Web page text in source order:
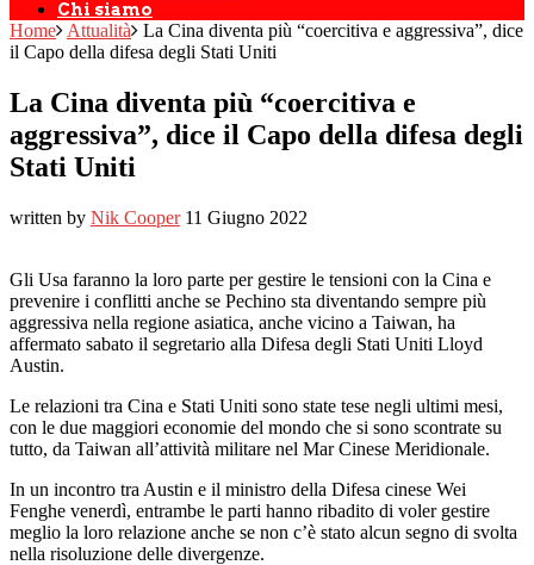
Chi siamo
Home Attualità
La Cina diventa più “coercitiva e aggressiva”, dice
il Capo della difesa degli Stati Uniti
La Cina diventa più “coercitiva e
aggressiva”, dice il Capo della difesa degli
Stati Uniti
written by Nik Cooper 11 Giugno 2022
Gli Usa faranno la loro parte per gestire le tensioni con la Cina e
prevenire i conflitti anche se Pechino sta diventando sempre più
aggressiva nella regione asiatica, anche vicino a Taiwan, ha
affermato sabato il segretario alla Difesa degli Stati Uniti Lloyd
Austin.
Le relazioni tra Cina e Stati Uniti sono state tese negli ultimi mesi,
con le due maggiori economie del mondo che si sono scontrate su
tutto, da Taiwan all’attività militare nel Mar Cinese Meridionale.
In un incontro tra Austin e il ministro della Difesa cinese Wei
Fenghe venerdì, entrambe le parti hanno ribadito di voler gestire
meglio la loro relazione anche se non c’è stato alcun segno di svolta
nella risoluzione delle divergenze.